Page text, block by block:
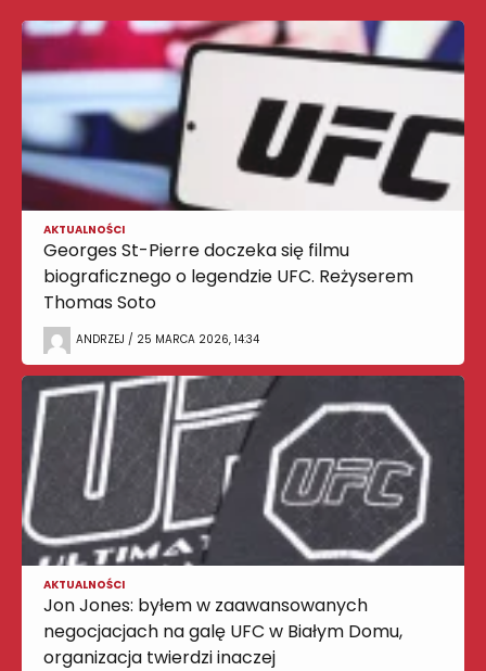
AKTUALNOŚCI
Georges St-Pierre doczeka się filmu
biograficznego o legendzie UFC. Reżyserem
Thomas Soto
ANDRZEJ / 25 MARCA 2026, 14:34
AKTUALNOŚCI
Jon Jones: byłem w zaawansowanych
negocjacjach na galę UFC w Białym Domu,
organizacja twierdzi inaczej